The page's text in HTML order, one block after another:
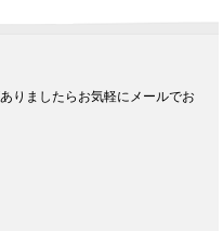
りましたらお気軽にメールでお